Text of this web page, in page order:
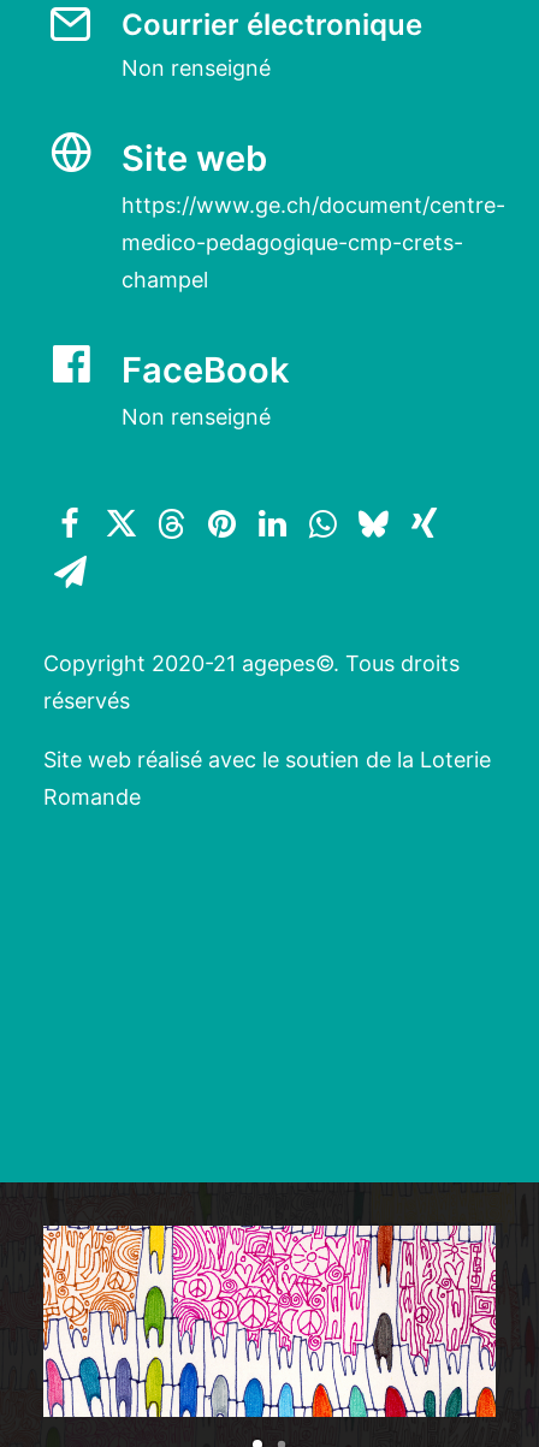
Courrier électronique
Non renseigné
Site web
https://www.ge.ch/document/centre-
medico-pedagogique-cmp-crets-
champel
FaceBook
Non renseigné
Copyright 2020-21 agepes©. Tous droits
réservés
Site web réalisé avec le soutien de la Loterie
Romande